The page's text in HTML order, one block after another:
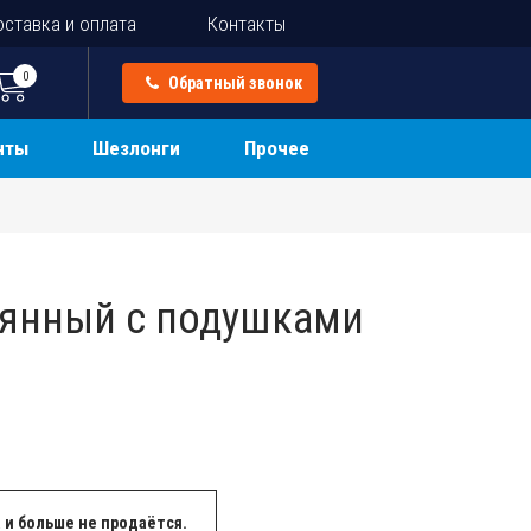
и оплата Контакты
0 Обратный звонок
Шезлонги Прочее
с подушками
и больше не продаётся.